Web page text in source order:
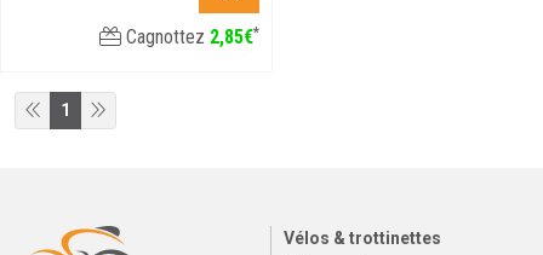
Cagnottez 2,85€*
1
Vélos & trottinettes